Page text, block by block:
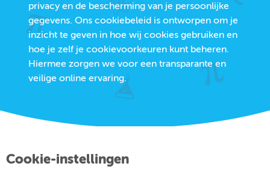
privacy en de bescherming van je persoonlijke
gegevens. Ons cookiebeleid is ontworpen om je
inzicht te geven in hoe wij cookies gebruiken en
hoe je zelf je cookievoorkeuren kunt beheren.
Hiermee zorgen we voor een transparante en
veilige online ervaring.
Cookie-instellingen